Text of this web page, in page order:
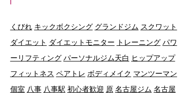
くびれ キックボクシング グランドジム スクワット
ダイエット ダイエットモニター トレーニング パワ
ーリフティング パーソナルジム天白 ヒップアップ
フィットネス ペアトレ ボディメイク マンツーマン
個室 八事 八事駅 初心者歓迎 原 名古屋ジム 名古屋